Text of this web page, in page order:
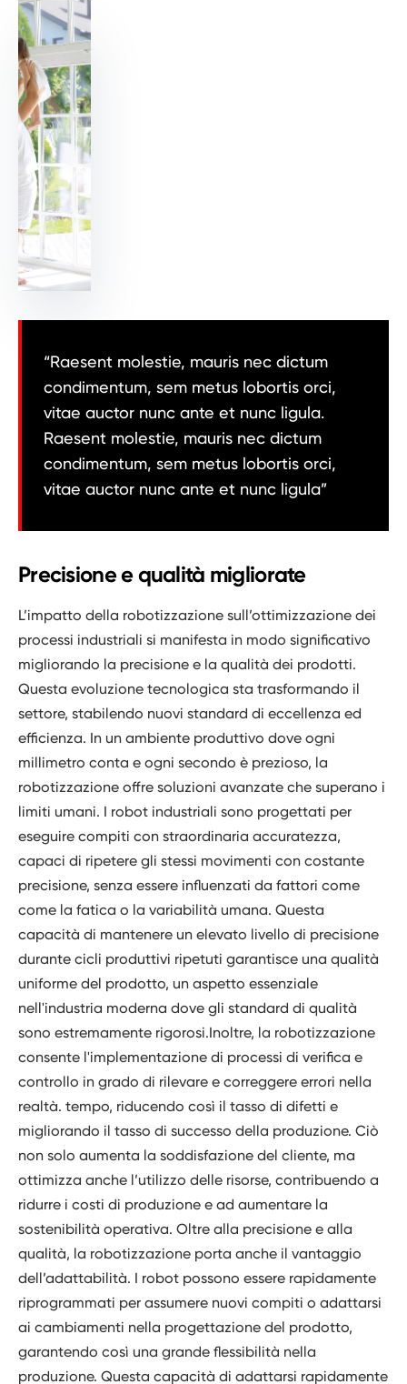
“Raesent molestie, mauris nec dictum
condimentum, sem metus lobortis orci,
vitae auctor nunc ante et nunc ligula.
Raesent molestie, mauris nec dictum
condimentum, sem metus lobortis orci,
vitae auctor nunc ante et nunc ligula”
Precisione e qualità migliorate
L’impatto della robotizzazione sull’ottimizzazione dei
processi industriali si manifesta in modo significativo
migliorando la precisione e la qualità dei prodotti.
Questa evoluzione tecnologica sta trasformando il
settore, stabilendo nuovi standard di eccellenza ed
efficienza. In un ambiente produttivo dove ogni
millimetro conta e ogni secondo è prezioso, la
robotizzazione offre soluzioni avanzate che superano i
limiti umani. I robot industriali sono progettati per
eseguire compiti con straordinaria accuratezza,
capaci di ripetere gli stessi movimenti con costante
precisione, senza essere influenzati da fattori come
come la fatica o la variabilità umana. Questa
capacità di mantenere un elevato livello di precisione
durante cicli produttivi ripetuti garantisce una qualità
uniforme del prodotto, un aspetto essenziale
nell'industria moderna dove gli standard di qualità
sono estremamente rigorosi.Inoltre, la robotizzazione
consente l'implementazione di processi di verifica e
controllo in grado di rilevare e correggere errori nella
realtà. tempo, riducendo così il tasso di difetti e
migliorando il tasso di successo della produzione. Ciò
non solo aumenta la soddisfazione del cliente, ma
ottimizza anche l’utilizzo delle risorse, contribuendo a
ridurre i costi di produzione e ad aumentare la
sostenibilità operativa. Oltre alla precisione e alla
qualità, la robotizzazione porta anche il vantaggio
dell’adattabilità. I robot possono essere rapidamente
riprogrammati per assumere nuovi compiti o adattarsi
ai cambiamenti nella progettazione del prodotto,
garantendo così una grande flessibilità nella
produzione. Questa capacità di adattarsi rapidamente